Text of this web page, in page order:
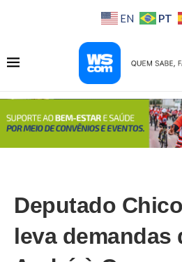
EN PT
Deputado
leva demandas